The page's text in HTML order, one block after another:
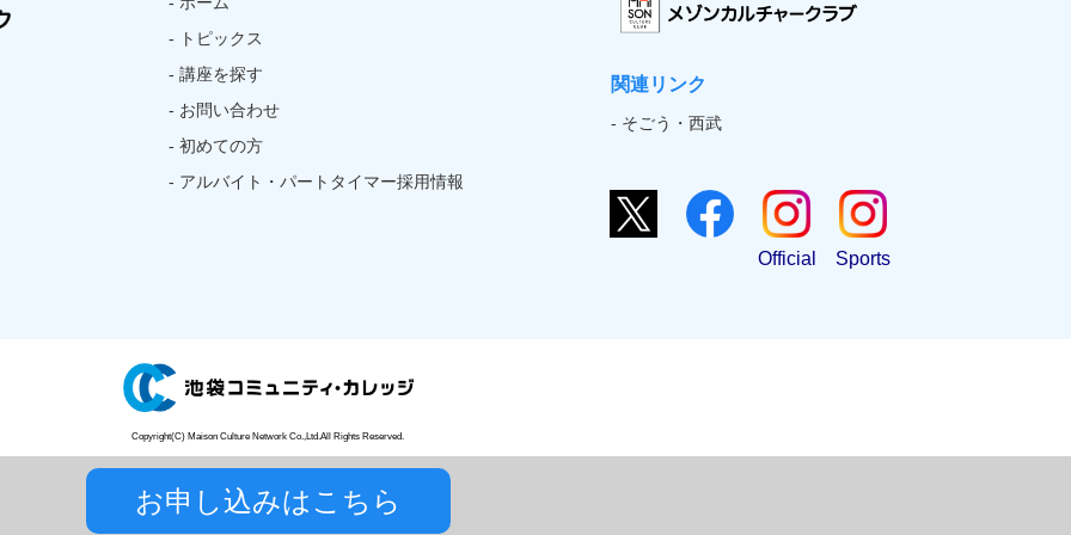
お申し込みはこちら
- トピックス
- 講座を探す
- お問い合わせ
- 初めての方
- アルバイト・パートタイマー採用情報
関連リンク
- そごう・西武
Official Sports
Copyright(C) Maison Culture Network Co.,Ltd.All Rights Reserved.